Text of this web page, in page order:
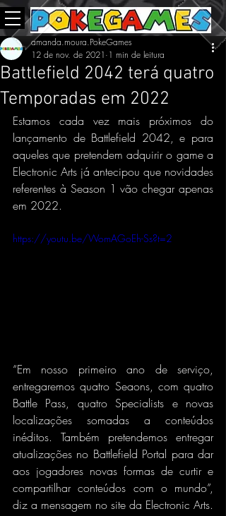
Battlefield 2042 terá quatro
Temporadas em 2022
amanda.moura.PokeGames
12 de nov. de 2021 1 min de leitura
Estamos cada vez mais próximos do
lançamento de Battlefield 2042, e para
aqueles que pretendem adquirir o game a
Electronic Arts já antecipou que novidades
referentes à Season 1 vão chegar apenas
em 2022.
https://youtu.be/WomAGoEh-Ss?t=2
“Em nosso primeiro ano de serviço,
entregaremos quatro Seaons, com quatro
Battle Pass, quatro Specialists e novas
localizações somadas a conteúdos
inéditos. Também pretendemos entregar
atualizações no Battlefield Portal para dar
aos jogadores novas formas de curtir e
compartilhar conteúdos com o mundo”,
diz a mensagem no site da Electronic Arts.